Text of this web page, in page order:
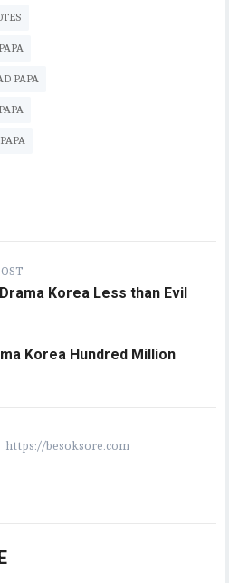
n
k
PAPA
Korea Less than Evil
Korea Hundred Million
https://besoksore.com